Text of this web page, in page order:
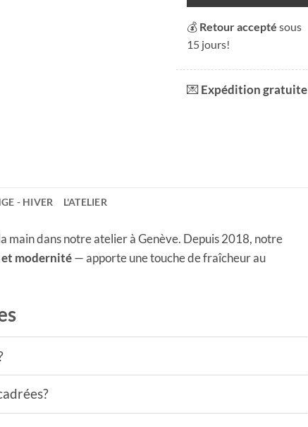
💰 Retour accepté sous
15 jours!
💌Expédition gratuite
- HIVER L'ATELIER
main dans notre atelier à Genève. Depuis 2018, notre
et modernité— apporte une touche de fraîcheur au